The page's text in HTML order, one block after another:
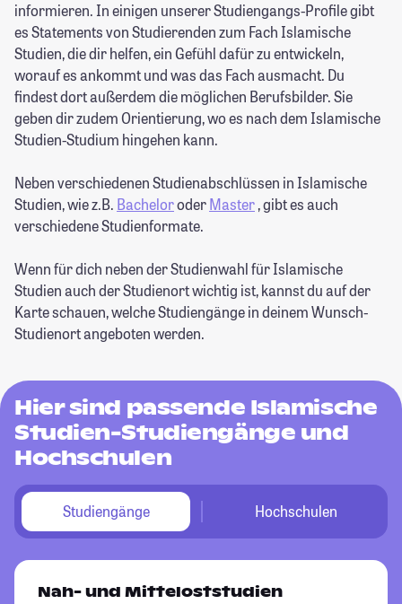
informieren. In einigen unserer Studiengangs-Profile gibt
es Statements von Studierenden zum Fach Islamische
Studien, die dir helfen, ein Gefühl dafür zu entwickeln,
worauf es ankommt und was das Fach ausmacht. Du
findest dort außerdem die möglichen Berufsbilder. Sie
geben dir zudem Orientierung, wo es nach dem Islamische
Studien-Studium hingehen kann.
Neben verschiedenen Studienabschlüssen in Islamische
Studien, wie z.B. BacheloroderMaster, gibt es auch
verschiedene Studienformate.
Wenn für dich neben der Studienwahl für Islamische
Studien auch der Studienort wichtig ist, kannst du auf der
Karte schauen, welche Studiengänge in deinem Wunsch-
Studienort angeboten werden.
Hier sind passende Islamische
Studien-Studiengänge und
Hochschulen
Studiengänge Hochschulen
Nah- und Mitteloststudien